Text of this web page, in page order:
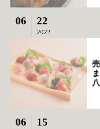
06 22
2022
06 15